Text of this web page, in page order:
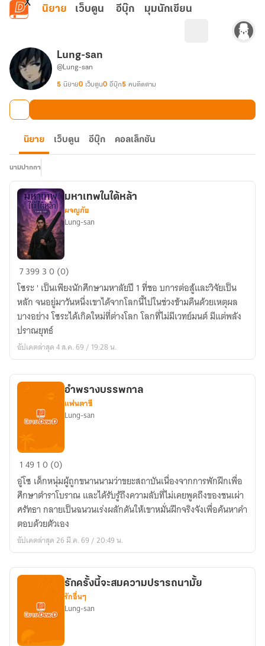
ข้ามไปยังเนื้อหาหลัก
นิยาย เว็บตูน อีบุ๊ก มุมนักเขียน
Lung-san
@Lung-san
5 นิยาย0 เว็บตูน0 อีบุ๊ก5 คนติดตาม
นิยาย เว็บตูน อีบุ๊ก คอลเล็กชัน
นามปากกา
มหาเทพ
ใน
ใต้
หล้า
มหาเทพในใต้หล้า
ผจญภัย
Lung-san
7399 30 (0)
โซระ ' เป็นเพียงนักศึกษามหาลัยปี 1 ที่ชอ บการต่อสู้และวิจัยเป็น
หลัก จนอยู่มาวันหนึ่งเขาได้จากโลกนี้ไปในช่วงข้ามคืนด้วยเหตุผล
บางอย่าง โซระได้เกิดใหม่ที่ต่างโลก โลกที่ไม่มีเวทย์มนต์ มีแต่พลัง
ปราณยุทธ์
อัปเดตล่าสุด 4 ส.ค. 69 / 19:28 น.
อำพราง
บรรพ
กาล
อำพรางบรรพกาล
แฟนตาซี
Lung-san
149 10 (0)
อู่โซ เด็กหนุ่มผู้ถูกขนานนามว่าขยะสถาบันเนื่องจากการพักฝึกเพื่อ
ศึกษาตำราโบราณ และได้รับรู้ถึงความลับที่ไม่เคยพูดถึงของชนเผ่า
ศรัทธา กลายเป็นฉนวนเร่งผลักดันให้เขาหมั่นฝึกจริงจังเพื่อค้นหาคำ
ตอบด้วยตัวเอง
อัปเดตล่าสุด 26 มี.ค. 69 / 20:49 น.
รักครั้งนี้จะสมความปรารถนามั้ย
รักอื่นๆ
Lung-san